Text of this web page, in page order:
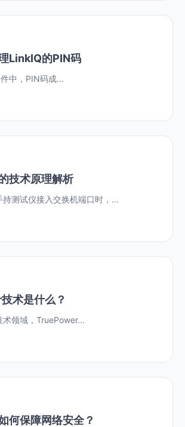
LinkIQ的PIN码
中，PIN码成...
技术原理解析
持测试仪接入交换机端口时，...
术是什么？
术领域，TruePower...
何保障网络安全？